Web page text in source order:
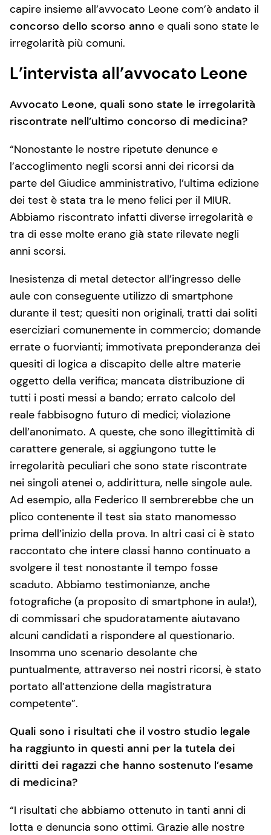
capire insieme all’avvocato Leone com’è andato il
concorso dello scorso anno e quali sono state le
irregolarità più comuni.
L’intervista all’avvocato Leone
Avvocato Leone, quali sono state le irregolarità
riscontrate nell’ultimo concorso di medicina?
“Nonostante le nostre ripetute denunce e
l’accoglimento negli scorsi anni dei ricorsi da
parte del Giudice amministrativo, l’ultima edizione
dei test è stata tra le meno felici per il MIUR.
Abbiamo riscontrato infatti diverse irregolarità e
tra di esse molte erano già state rilevate negli
anni scorsi.
Inesistenza di metal detector all’ingresso delle
aule con conseguente utilizzo di smartphone
durante il test; quesiti non originali, tratti dai soliti
eserciziari comunemente in commercio; domande
errate o fuorvianti; immotivata preponderanza dei
quesiti di logica a discapito delle altre materie
oggetto della verifica; mancata distribuzione di
tutti i posti messi a bando; errato calcolo del
reale fabbisogno futuro di medici; violazione
dell’anonimato. A queste, che sono illegittimità di
carattere generale, si aggiungono tutte le
irregolarità peculiari che sono state riscontrate
nei singoli atenei o, addirittura, nelle singole aule.
Ad esempio, alla Federico II sembrerebbe che un
plico contenente il test sia stato manomesso
prima dell’inizio della prova. In altri casi ci è stato
raccontato che intere classi hanno continuato a
svolgere il test nonostante il tempo fosse
scaduto. Abbiamo testimonianze, anche
fotografiche (a proposito di smartphone in aula!),
di commissari che spudoratamente aiutavano
alcuni candidati a rispondere al questionario.
Insomma uno scenario desolante che
puntualmente, attraverso nei nostri ricorsi, è stato
portato all’attenzione della magistratura
competente”.
Quali sono i risultati che il vostro studio legale
ha raggiunto in questi anni per la tutela dei
diritti dei ragazzi che hanno sostenuto l’esame
di medicina?
“I risultati che abbiamo ottenuto in tanti anni di
lotta e denuncia sono ottimi. Grazie alle nostre